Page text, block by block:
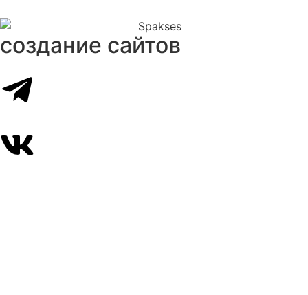
создание сайтов